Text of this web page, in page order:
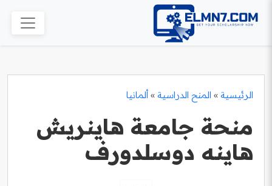
الرئيسية » المنح الدراسية » ألمانيا
منحة جامعة هاينريش
هاينه دوسلدورف